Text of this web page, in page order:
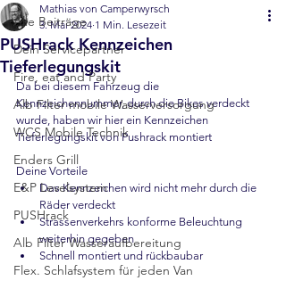
Alle Beiträge
Dein Servicepartner
Fire, eat and Party
Alb Filter mobile Wasserversorgung
WCS Mobile Technik
Enders Grill
E&P Levelsystem
PUSHrack
Alb Filter Wasseraufbereitung
Flex. Schlafsystem für jeden Van
PUSHrack Kennzeichen
Tieferlegungskit
Mathias von Camperwyrsch
3. Mai 2024 1 Min. Lesezeit
Da bei diesem Fahrzeug die
Kennzeichennummer, durch die Bikes verdeckt
wurde, haben wir hier ein Kennzeichen
Tieferlegungskit von Pushrack montiert
Deine Vorteile
Das Kennzeichen wird nicht mehr durch die
Räder verdeckt
Strassenverkehrs konforme Beleuchtung
weiterhin gegeben
Schnell montiert und rückbaubar